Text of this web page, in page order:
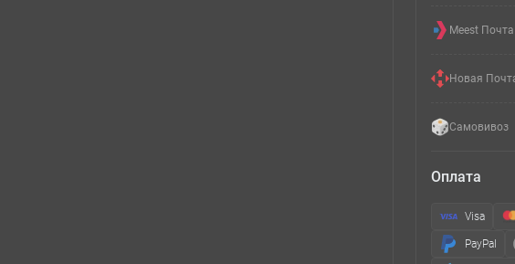
Meest Почта
Новая
Самовивоз
Оплата
Visa
PayPal